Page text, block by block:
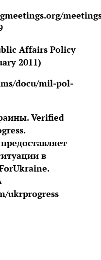
Affairs Policy
2011)
docu/mil-pol-
Verified
в
ukrprogress